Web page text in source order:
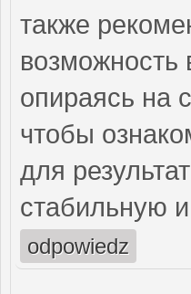
также
опираясь на
чтобы
для
стабильную
odpowiedz